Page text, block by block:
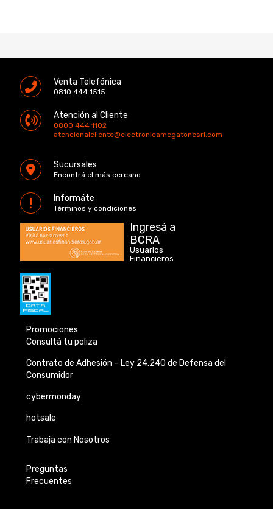
Venta Telefónica
0810 444 1515
Atención al Cliente
0800 444 1102
atencionalcliente@electronicamegatonesrl.com
Sucursales
Encontrá el más cercano
Informáte
Términos y condiciones
Ingresá a
BCRA
Usuarios
Financieros
Promociones
Consultá tu poliza
Contrato de Adhesión – Ley 24.240 de Defensa del
Consumidor
cybermonday
hotsale
Trabaja con Nosotros
Preguntas
Frecuentes